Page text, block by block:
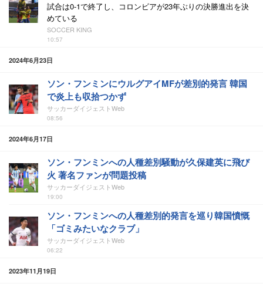
試合は0-1で終了し、コロンビアが23年ぶりの決勝進出を決
めている
SOCCER KING
10:57
2024年6月23日
ソン・フンミンにウルグアイMFが差別的発言 韓国
で炎上も収拾つかず
サッカーダイジェストWeb
08:56
2024年6月17日
ソン・フンミンへの人種差別騒動が久保建英に飛び
火 著名ファンが問題投稿
サッカーダイジェストWeb
19:00
ソン・フンミンへの人種差別的発言を巡り韓国憤慨
「ゴミみたいなクラブ」
サッカーダイジェストWeb
06:22
2023年11月19日